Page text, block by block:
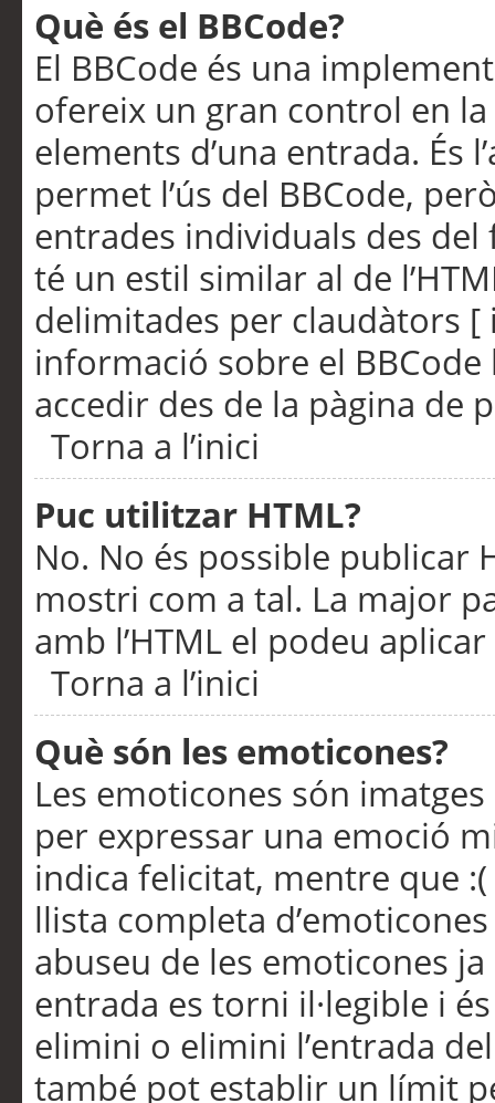
Què és el BBCode?
El BBCode és una
ofereix un gran control en
elements d’una entrada. És
permet l’ús del BBCode,
entrades individuals des
té un estil similar al de
delimitades per claudàtors [
informació sobre el
accedir des de la pàgina de
Torna a l’inici
Puc utilitzar HTML?
No. No és possible publicar
mostri com a tal. La major
amb l’HTML el podeu
Torna a l’inici
Què són les emoticones?
Les emoticones són
per expressar una emoció
indica felicitat, mentre que
llista completa
abuseu de les emoticones
entrada es torni il·legible i
elimini o elimini l’entrada
també pot establir un límit